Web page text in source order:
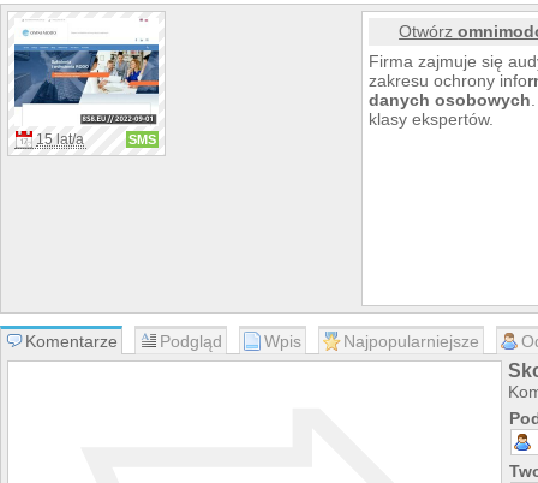
15 lat/a SMS
Otwórz
Firma zajmuje się
zakresu ochrony info
danych osobowych
klasy ekspertów.
Komentarze Podgląd Wpis Najpopularniejsze